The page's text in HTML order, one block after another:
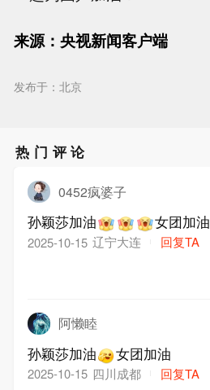
来源：央视新闻客户端
发布于：北京
热门评论
0452疯婆子
孙颖莎加油 女团加油
2025-10-15 辽宁大连 回复TA
阿懒睦
孙颖莎加油 女团加油
2025-10-15 四川成都 回复TA